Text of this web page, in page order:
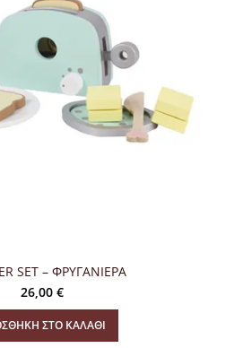
SET – ΦΡΥΓΑΝΙΕΡΑ
26,00 €
ΣΤΟ ΚΑΛΆΘΙ